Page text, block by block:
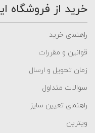
خرید از فروشگاه
راهنمای خرید
قوانین و مقررات
زمان تحویل و ارسال
سوالات متداول
راهنمای تعیین سایز
ویترین